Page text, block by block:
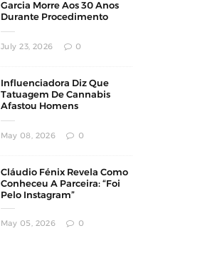
Garcia Morre Aos 30 Anos
Durante Procedimento
July 23, 2026 0
Influenciadora Diz Que
Tatuagem De Cannabis
Afastou Homens
May 08, 2026 0
Cláudio Fénix Revela Como
Conheceu A Parceira: “Foi
Pelo Instagram”
May 05, 2026 0